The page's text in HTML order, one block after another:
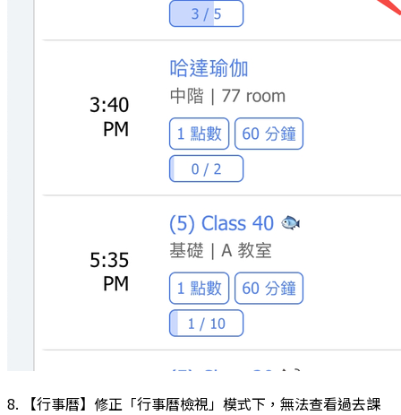
8. 【行事曆】修正「行事曆檢視」模式下，無法查看過去課